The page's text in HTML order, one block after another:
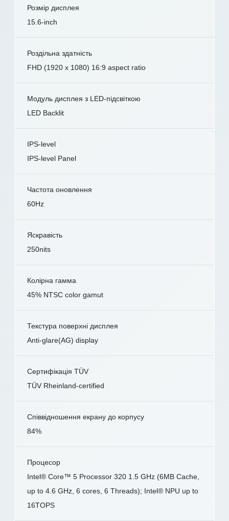
Розмір дисплея
15.6-inch
Роздільна здатність
FHD (1920 x 1080) 16:9 aspect ratio
Модуль дисплея з LED-підсвіткою
LED Backlit
IPS-level
IPS-level Panel
Частота оновлення
60Hz
Яскравість
250nits
Колірна гамма
45% NTSC color gamut
Текстура поверхні дисплея
Anti-glare(AG) display
Сертифікація TÜV
TÜV Rheinland-certified
Співвідношення екрану до корпусу
84%
Процесор
Intel® Core™ 5 Processor 320 1.5 GHz (6MB Cache,
up to 4.6 GHz, 6 cores, 6 Threads); Intel® NPU up to
16TOPS